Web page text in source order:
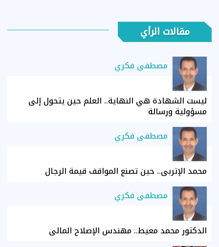
مقالات الرأي
مصطفى فكري
ليست الشهادة هي النهاية.. العلم حين يتحول إلى
مسؤولية ورسالة
مصطفى فكري
محمد الإتربي.. حين تصنع المواقف قيمة الرجال
مصطفى فكري
الدكتور محمد معيط.. مهندس الإصلاح المالي